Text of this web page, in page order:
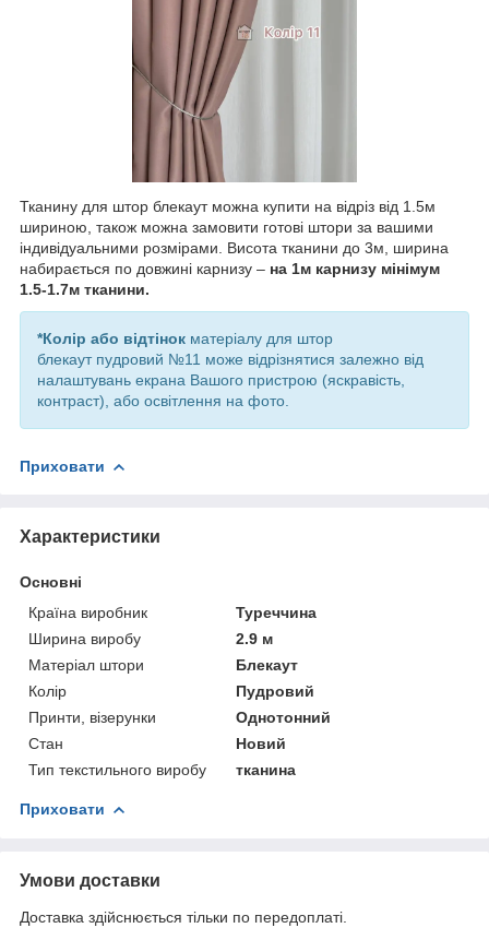
Тканину для штор блекаут можна купити на відріз від 1.5м
шириною, також можна замовити готові штори за вашими
індивідуальними розмірами. Висота тканини до 3м, ширина
набирається по довжині карнизу – на 1м карнизу мінімум
1.5-1.7м тканини.
*Колір або відтінок матеріалу для штор
блекаут пудровий №11 може відрізнятися залежно від
налаштувань екрана Вашого пристрою (яскравість,
контраст), або освітлення на фото.
Приховати
Характеристики
Основні
Країна виробник
Туреччина
Ширина виробу
2.9 м
Матеріал штори
Блекаут
Колір
Пудровий
Принти, візерунки
Однотонний
Стан
Новий
Тип текстильного виробу
тканина
Приховати
Умови доставки
Доставка здійснюється тільки по передоплаті.